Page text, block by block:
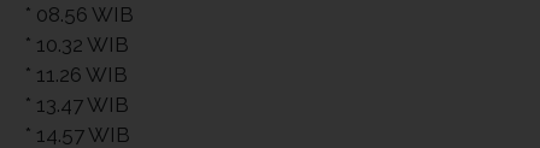
* 08.56 WIB
* 10.32 WIB
* 11.26 WIB
* 13.47 WIB
* 14.57 WIB